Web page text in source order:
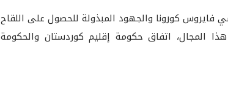
فايروس كورونا والجهود المبذولة للحصول على اللقاح
هذا المجال، اتفاق حكومة إقليم كوردستان والحكومة